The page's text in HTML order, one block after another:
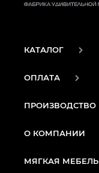
КАТАЛОГ
ОПЛАТА
ПРОИЗВОДСТВО
О КОМПАНИИ
МЯГКАЯ МЕБЕЛЬ